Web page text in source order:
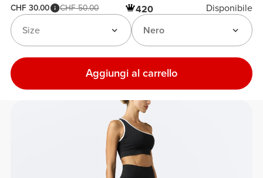
CHF 30.00 CHF 50.00 420
Disponibile
Nero
Size
Aggiungi al carrello